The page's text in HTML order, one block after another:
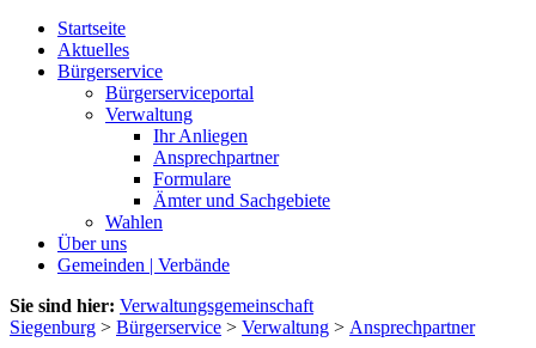
Startseite
Aktuelles
Bürgerservice
Bürgerserviceportal
Verwaltung
Ihr Anliegen
Ansprechpartner
Formulare
Ämter und Sachgebiete
Wahlen
Über uns
Gemeinden | Verbände
Sie sind hier: Verwaltungsgemeinschaft
Siegenburg > Bürgerservice > Verwaltung > Ansprechpartner